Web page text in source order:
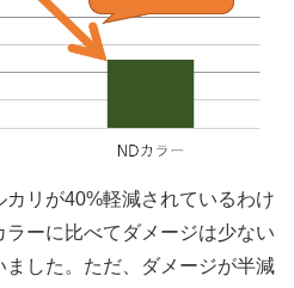
リが40%軽減されているわけ
ーに比べてダメージは少ない
した。ただ、ダメージが半減